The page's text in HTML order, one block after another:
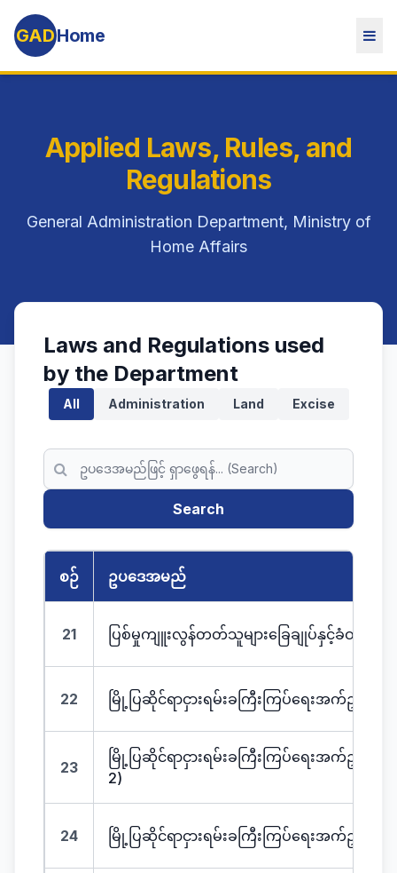
GADHome
Applied Laws, Rules, and
Regulations
General Administration Department, Ministry of
Home Affairs
Laws and Regulations used
by the Department
All Administration Land Excise
Search
စဉ် ဥပဒေအမည်
21 ပြစ်မှုကျူးလွန်တတ်သူများခြေချုပ်နှင့်ခံဝန်အက်
22 မြို့ပြဆိုင်ရာငှားရမ်းခကြီးကြပ်ရေးအက်ဥပဒေ
23
မြို့ပြဆိုင်ရာငှားရမ်းခကြီးကြပ်ရေးအက်ဥပဒေ
2)
24 မြို့ပြဆိုင်ရာငှားရမ်းခကြီးကြပ်ရေးအက်ဥပဒေ